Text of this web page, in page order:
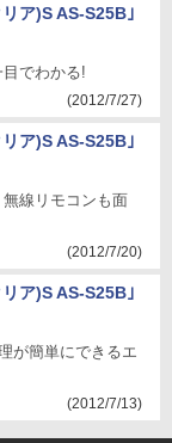
ア)S AS-S25B｣
でわかる!
(2012/7/27)
ア)S AS-S25B｣
線リモコンも面
(2012/7/20)
ア)S AS-S25B｣
が簡単にできるエ
(2012/7/13)